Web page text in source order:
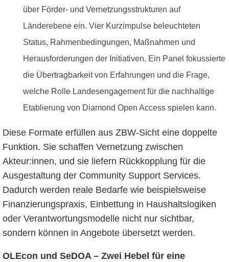
über Förder- und Vernetzungsstrukturen auf
Länderebene ein. Vier Kurzimpulse beleuchteten
Status, Rahmenbedingungen, Maßnahmen und
Herausforderungen der Initiativen. Ein Panel fokussierte
die Übertragbarkeit von Erfahrungen und die Frage,
welche Rolle Landesengagement für die nachhaltige
Etablierung von Diamond Open Access spielen kann.
Diese Formate erfüllen aus ZBW-Sicht eine doppelte
Funktion. Sie schaffen Vernetzung zwischen
Akteur:innen, und sie liefern Rückkopplung für die
Ausgestaltung der Community Support Services.
Dadurch werden reale Bedarfe wie beispielsweise
Finanzierungspraxis, Einbettung in Haushaltslogiken
oder Verantwortungsmodelle nicht nur sichtbar,
sondern können in Angebote übersetzt werden.
OLEcon und SeDOA – Zwei Hebel für eine